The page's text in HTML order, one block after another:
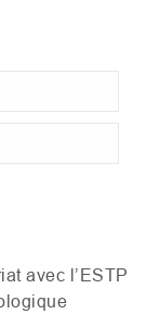
avec l’ESTP